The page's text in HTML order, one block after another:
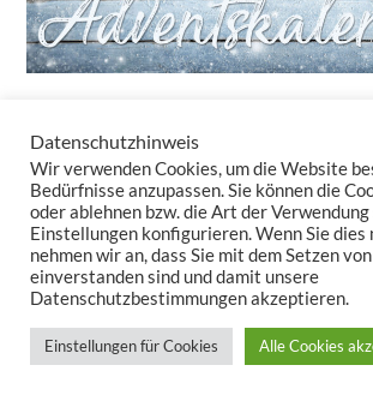
24 Türchen – 24 tolle Überraschungen!
Auch in diesem Jahr bringt unser
täglich kleine Freuden – ganz ohne
nur Rabatte, sondern auch Inspirationen, wie
Kissen Ihr Zuhause in eine gemütliche
Lassen Sie uns zusammen den Zauber der
auspacken – Türchen für Türchen!
Datenschutzhinweis
Wir verwenden Cookies, um die Website
Bedürfnisse anzupassen. Sie können die
oder ablehnen bzw. die Art der
Einstellungen konfigurieren. Wenn Sie dies
nehmen wir an, dass Sie mit dem Setzen
einverstanden sind und damit unsere
Datenschutzbestimmungen akzeptieren.
Einstellungen für Cookies Alle Cookies